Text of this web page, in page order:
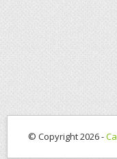
© Copyright 2026 -